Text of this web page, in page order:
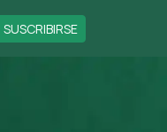
SUSCRIBIRSE